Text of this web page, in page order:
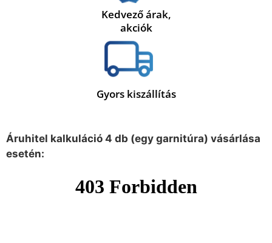
Kedvező árak,
akciók
Gyors kiszállítás
Áruhitel kalkuláció 4 db (egy garnitúra) vásárlása
esetén: